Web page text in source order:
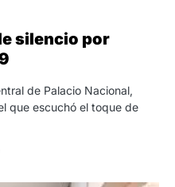
silencio por
de Palacio Nacional,
que escuchó el toque de